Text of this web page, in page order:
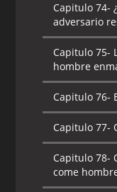
Capitulo 74-
adversario
Capitulo 75-
hombre
Capitulo 76-
Capitulo 77-
Capitulo 78-
come